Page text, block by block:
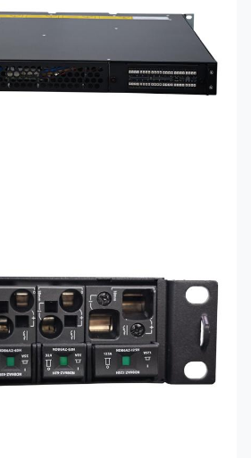
rauscharmer
Design mit hohem
Schränke und abgelegene
Standorte
Überspannungs-, Überstrom-,
Kurzschluss-, Übertemperatur-,